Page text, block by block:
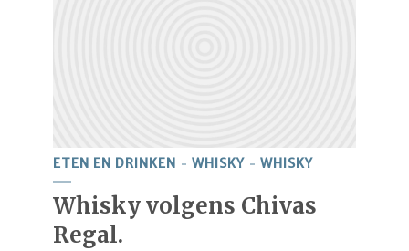
ETEN EN DRINKEN WHISKY WHISKY
Whisky volgens Chivas
Regal.